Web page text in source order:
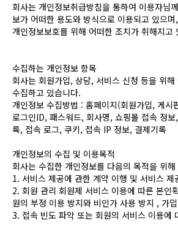
회사는 개인정보취급방침을 통하여 이용자님
보가 어떠한 용도와 방식으로 이용되고 있으며,
개인정보보호를 위해 어떠한 조치가 취해지고
수집하는 개인정보 항목
회사는 회원가입, 상담, 서비스 신청 등을 위
수집하고 있습니다.
개인정보 수집방법 : 홈페이지(회원가입, 게시
로그인ID, 패스워드, 회사명, 쇼핑몰 접속 정
록, 접속 로그, 쿠키, 접속 IP 정보, 결제기록
개인정보의 수집 및 이용목적
회사는 수집한 개인정보를 다음의 목적을 위
1. 서비스 제공에 관한 계약 이행 및 서비스 제
2. 회원 관리 회원제 서비스 이용에 따른 본인
원의 부정 이용 방지와 비인가 사용 방지 , 가
3. 접속 빈도 파악 또는 회원의 서비스 이용에